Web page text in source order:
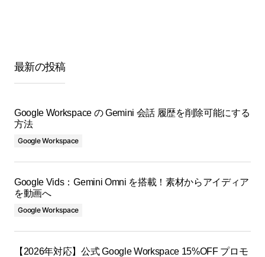
最新の投稿
Google Workspace の Gemini 会話 履歴を削除可能にする
方法
Google Workspace
Google Vids：Gemini Omni を搭載！素材からアイディア
を動画へ
Google Workspace
【2026年対応】公式 Google Workspace 15%OFF プロモ